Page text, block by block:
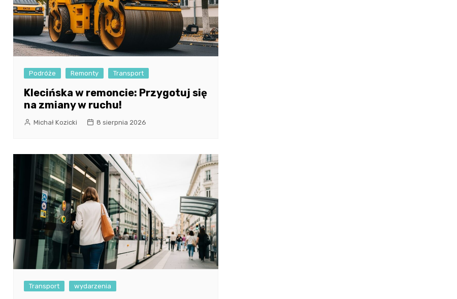
Podróże Remonty Transport
Klecińska w remoncie: Przygotuj się
na zmiany w ruchu!
Michał Kozicki 8 sierpnia 2026
Transport wydarzenia